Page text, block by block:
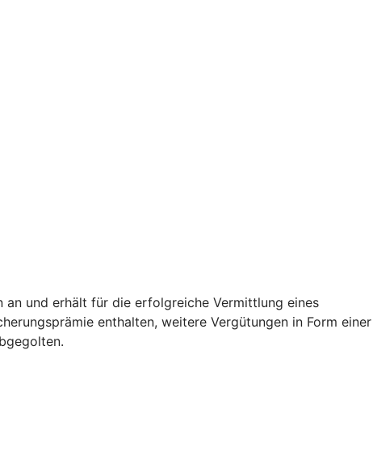
an und erhält für die erfolgreiche Vermittlung eines
enthalten, weitere Vergütungen in Form einer